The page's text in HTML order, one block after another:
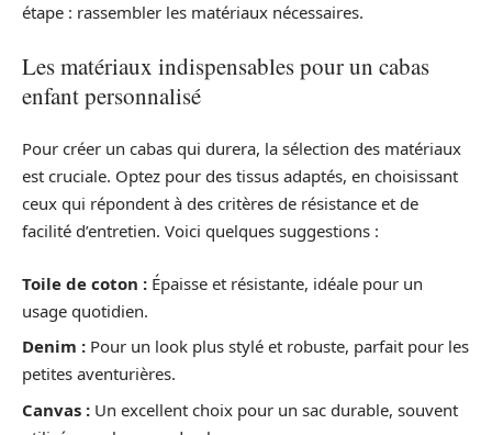
étape : rassembler les matériaux nécessaires.
Les matériaux indispensables pour un cabas
enfant personnalisé
Pour créer un cabas qui durera, la sélection des matériaux
est cruciale. Optez pour des tissus adaptés, en choisissant
ceux qui répondent à des critères de résistance et de
facilité d’entretien. Voici quelques suggestions :
Toile de coton : Épaisse et résistante, idéale pour un
usage quotidien.
Denim : Pour un look plus stylé et robuste, parfait pour les
petites aventurières.
Canvas : Un excellent choix pour un sac durable, souvent